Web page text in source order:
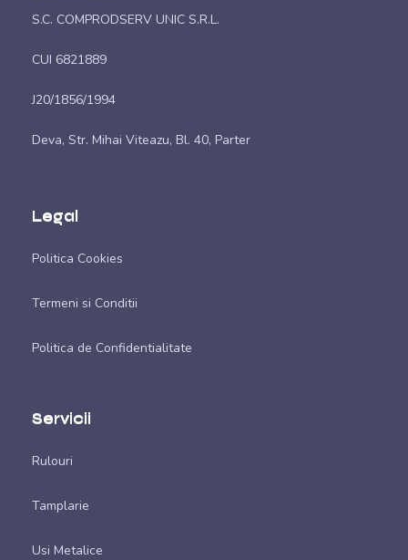
S.C. COMPRODSERV UNIC S.R.L.
CUI 6821889
J20/1856/1994
Deva, Str. Mihai Viteazu, Bl. 40, Parter
Legal
Politica Cookies
Termeni si Conditii
Politica de Confidentialitate
Servicii
Rulouri
Tamplarie
Usi Metalice